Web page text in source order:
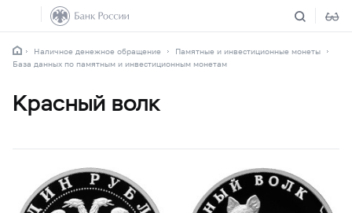
Наличное денежное обращение
Памятные и инвестиционные монеты
База данных по памятным и инвестиционным монетам
Красный волк